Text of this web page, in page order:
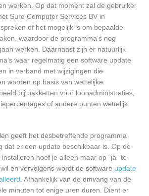
werken. Op dat moment zal de gebruiker
Sure Computer Services BV in
of het mogelijk is om bepaalde
waardoor de programma’s nog
werken. Daarnaast zijn er natuurlijk
waar regelmatig een software update
in verband met wijzigingen die
worden op basis van wettelijke
bij pakketten voor loonadministraties,
of andere punten wettelijk
geeft het desbetreffende programma
dat er een update beschikbaar is. Op de
hoef je alleen maar op “ja” te
en vervolgens wordt de software update
. Afhankelijk van de omvang van de
minuten tot enige uren duren. Dient er